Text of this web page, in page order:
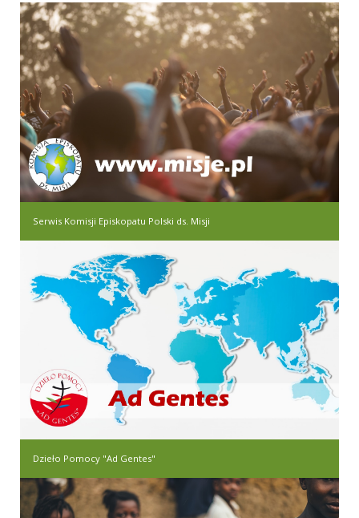
Serwis Komisji Episkopatu Polski ds. Misji
Dzieło Pomocy "Ad Gentes"